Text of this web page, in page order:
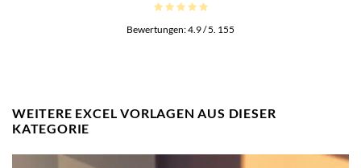
Bewertungen:4.9/ 5. 155
WEITERE EXCEL VORLAGEN AUS DIESER
KATEGORIE